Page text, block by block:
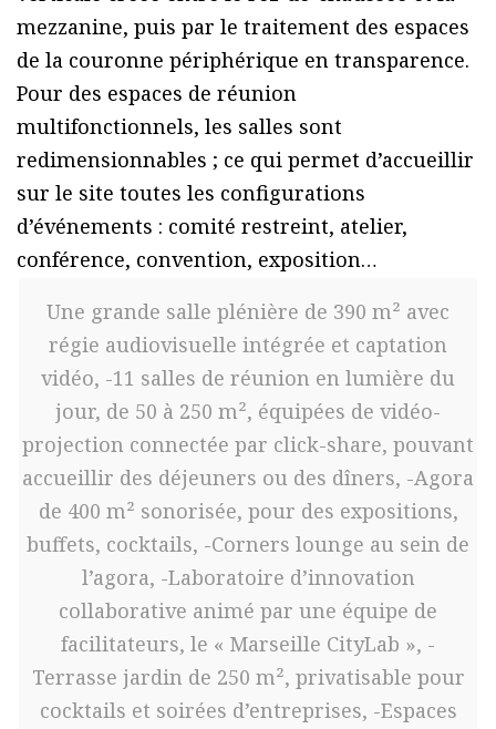
mezzanine, puis par le traitement des espaces
de la couronne périphérique en transparence.
Pour des espaces de réunion
multifonctionnels, les salles sont
redimensionnables ; ce qui permet d’accueillir
sur le site toutes les configurations
d’événements : comité restreint, atelier,
conférence, convention, exposition…
Une grande salle plénière de 390 m² avec
régie audiovisuelle intégrée et captation
vidéo, -11 salles de réunion en lumière du
jour, de 50 à 250 m², équipées de vidéo-
projection connectée par click-share, pouvant
accueillir des déjeuners ou des dîners, -Agora
de 400 m² sonorisée, pour des expositions,
buffets, cocktails, -Corners lounge au sein de
l’agora, -Laboratoire d’innovation
collaborative animé par une équipe de
facilitateurs, le « Marseille CityLab », -
Terrasse jardin de 250 m², privatisable pour
cocktails et soirées d’entreprises, -Espaces